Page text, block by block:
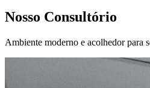
Nosso Consultório
Ambiente moderno e acolhedor para